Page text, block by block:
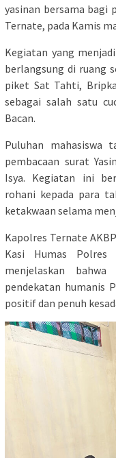
yasinan bersama bagi
Ternate, pada Kamis
Kegiatan yang
berlangsung di ruang
piket Sat Tahti,
sebagai salah satu
Bacan.
Puluhan mahasiswa
pembacaan surat
Isya. Kegiatan ini
rohani kepada para
ketakwaan selama
Kapolres Ternate
Kasi Humas Polres
menjelaskan
pendekatan humanis
positif dan penuh